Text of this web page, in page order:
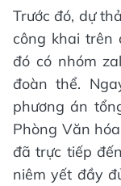
Trước đó, dự
công khai trên
đó có nhóm
đoàn thể.
phương án
Phòng Văn
đã trực tiếp
niêm yết đầy